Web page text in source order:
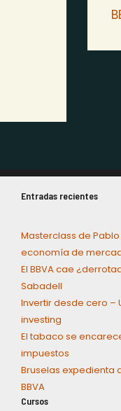
Entradas recientes
Masterclass de
economía de
El BBVA cae
Sabadell
Invertir desde cero –
investing
El tabaco se
impuestos
Bruselas expedienta
BBVA
Cursos